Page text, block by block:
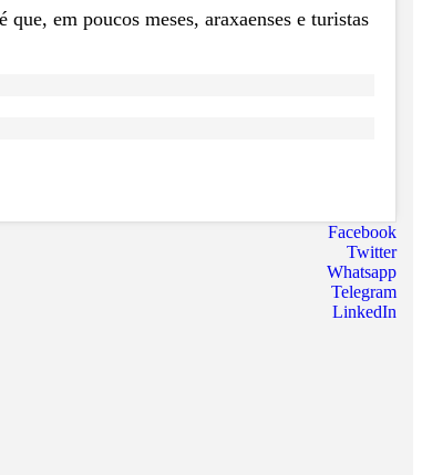
em poucos meses, araxaenses e turistas
Facebook
Twitter
Whatsapp
Telegram
LinkedIn